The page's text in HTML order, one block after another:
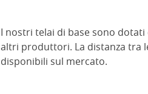
I nostri telai di base sono
altri produttori. La distanza tra
disponibili sul mercato.